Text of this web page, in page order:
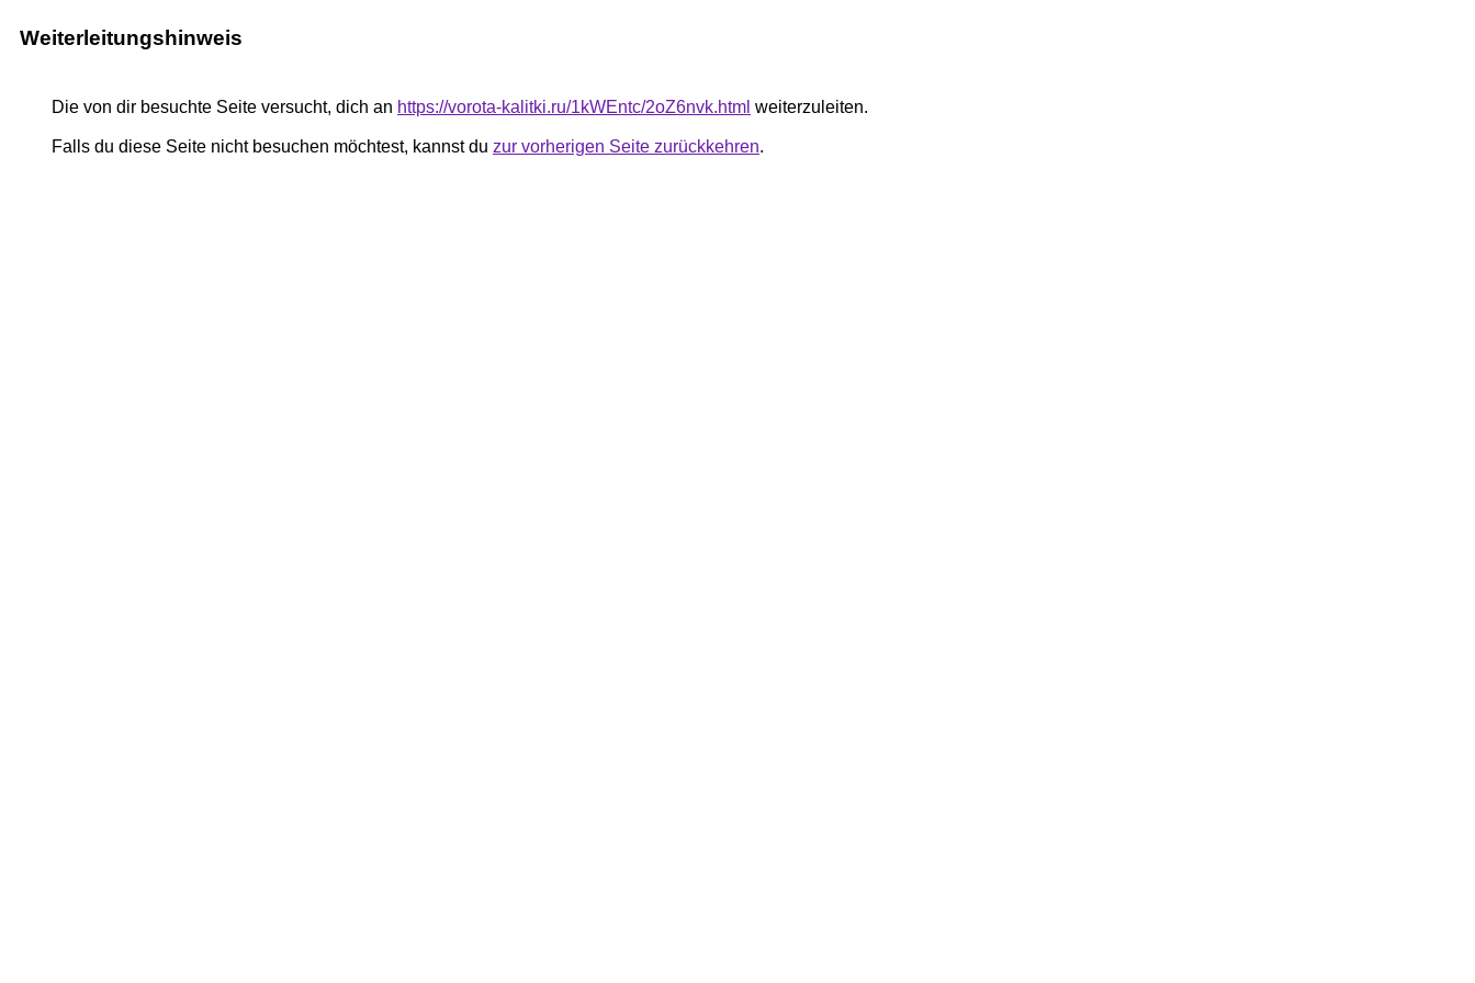
Weiterleitungshinweis
Die von dir besuchte Seite versucht, dich an https://vorota-kalitki.ru/1kWEntc/2oZ6nvk.html weiterzuleiten.
Falls du diese Seite nicht besuchen möchtest, kannst du zur vorherigen Seite zurückkehren.